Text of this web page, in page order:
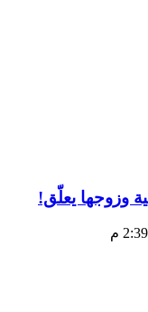
وزوجها يعلّق!